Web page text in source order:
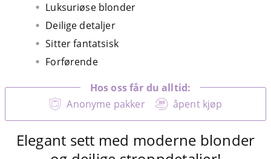
Luksuriøse blonder
Deilige detaljer
Sitter fantatsisk
Forførende
Anonyme pakker åpent kjøp
Hos oss får du alltid:
Elegant sett med moderne blonder